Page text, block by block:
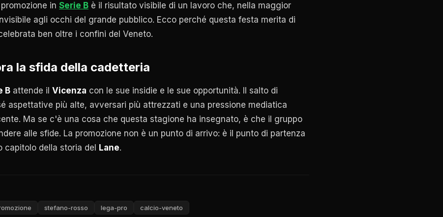
in Serie B è il risultato visibile di un lavoro che, nella maggior
agli occhi del grande pubblico. Ecco perché questa festa merita di
ben oltre i confini del Veneto.
la sfida della cadetteria
B attende il Vicenza con le sue insidie e le sue opportunità. Il salto di
aspettative più alte, avversari più attrezzati e una pressione mediatica
Ma se c'è una cosa che questa stagione ha insegnato, è che il gruppo
alle sfide. La promozione non è un punto di arrivo: è il punto di partenza
capitolo della storia del
Lane.
stefano-rosso lega-pro calcio-veneto